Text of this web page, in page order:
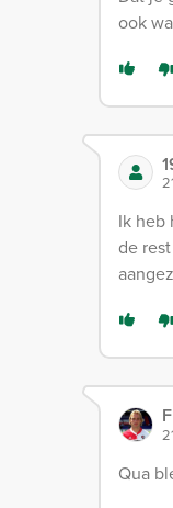
ook
Ik heb
de
Qua